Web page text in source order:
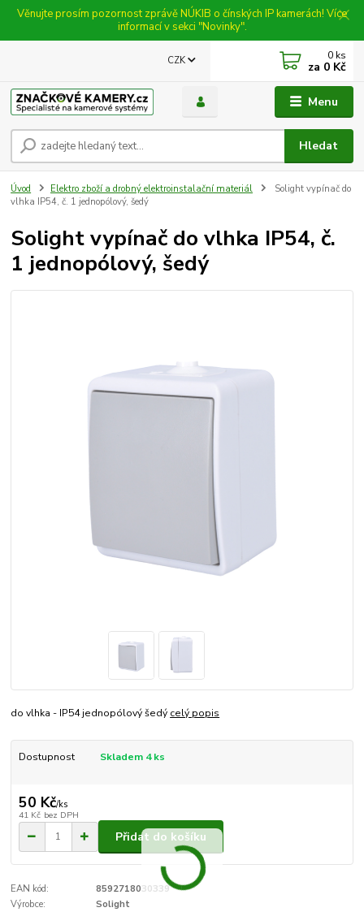
Věnujte prosím pozornost zprávě NÚKIB o čínských IP kamerách! Více
informací v sekci "Novinky".
Menu
CZK
Hledat
0 ks
za 0 Kč
Úvod Elektro zboží a drobný elektroinstalační materiál
Solight vypínač do
vlhka IP54, č. 1 jednopólový, šedý
Solight vypínač do vlhka IP54, č.
1 jednopólový, šedý
do vlhka - IP54 jednopólový šedý celý popis
Dostupnost Skladem 4 ks
50 Kč/ks
41 Kč bez DPH
Přidat do košíku
EAN kód:
8592718030339
Výrobce:
Solight